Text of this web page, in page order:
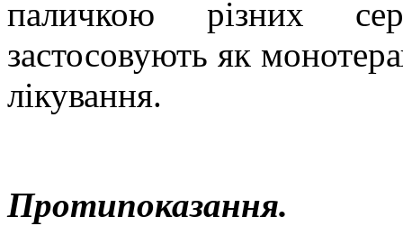
паличкою різних
застосовують як
лікування.
Протипоказання.